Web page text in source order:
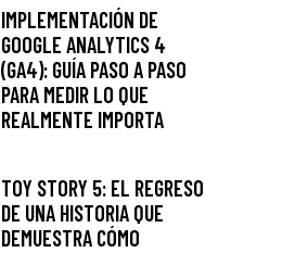
IMPLEMENTACIÓN DE
GOOGLE ANALYTICS 4
(GA4): GUÍA PASO A PASO
PARA MEDIR LO QUE
REALMENTE IMPORTA
TOY STORY 5: EL REGRESO
DE UNA HISTORIA QUE
DEMUESTRA CÓMO